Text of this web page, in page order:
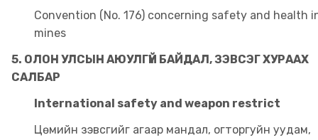
Convention (No. 176) concerning safety and health
mines
5. ОЛОН УЛСЫН АЮУЛГҮЙ БАЙДАЛ, ЗЭВСЭГ ХУРААХ
САЛБАР
International safety and weapon restrict
Цөмийн зэвсгийг агаар мандал, огторгуйн уудам,